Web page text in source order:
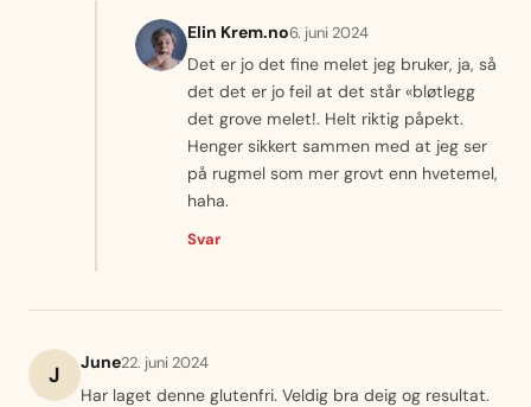
Elin Krem.no6. juni 2024
Det er jo det fine melet jeg bruker, ja, så
det det er jo feil at det står «bløtlegg
det grove melet!. Helt riktig påpekt.
Henger sikkert sammen med at jeg ser
på rugmel som mer grovt enn hvetemel,
haha.
Svar
J June22. juni 2024
Har laget denne glutenfri. Veldig bra deig og resultat.